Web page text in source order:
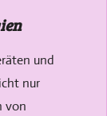
und
nur
von